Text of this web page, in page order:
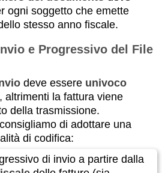
ogni soggetto che emette
stesso anno fiscale.
e Progressivo del File
deve essere univoco
altrimenti la fattura viene
della trasmissione.
di adottare una
di codifica:
di invio a partire dalla